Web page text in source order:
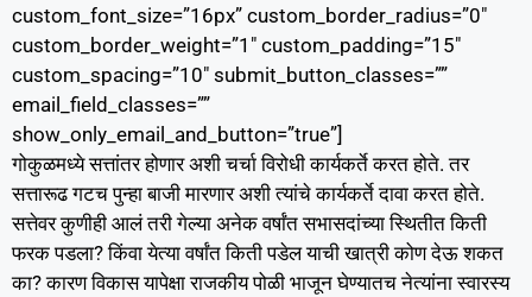
custom_font_size=”16px” custom_border_radius=”0″
custom_border_weight=”1″ custom_padding=”15″
custom_spacing=”10″ submit_button_classes=””
email_field_classes=””
show_only_email_and_button=”true”]
गोकुळमध्ये सत्तांतर होणार अशी चर्चा विरोधी कार्यकर्ते करत होते. तर
सत्तारूढ गटच पुन्हा बाजी मारणार अशी त्यांचे कार्यकर्ते दावा करत होते.
सत्तेवर कुणीही आलं तरी गेल्या अनेक वर्षांत सभासदांच्या स्थितीत किती
फरक पडला? किंवा येत्या वर्षांत किती पडेल याची खात्री कोण देऊ शकत
का? कारण विकास यापेक्षा राजकीय पोळी भाजून घेण्यातच नेत्यांना स्वारस्य